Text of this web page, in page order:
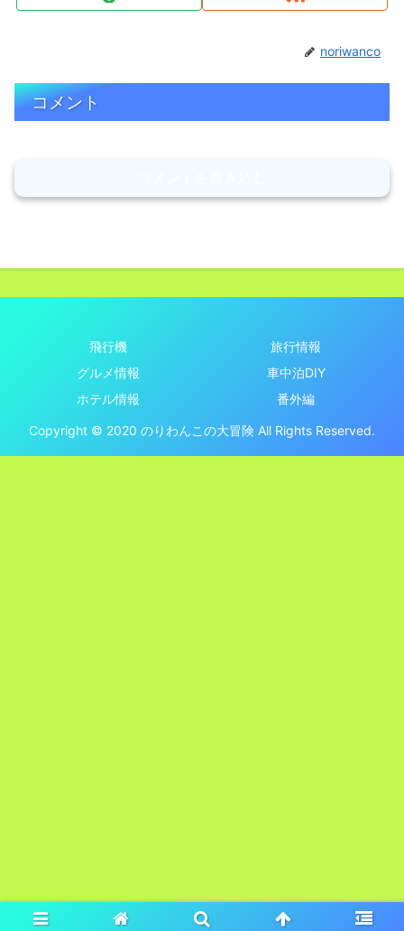
noriwanco
コメント
飛行機
旅行情報
グルメ情報
車中泊DIY
ホテル情報
番外編
Copyright © 2020 のりわんこの大冒険 All Rights Reserved.